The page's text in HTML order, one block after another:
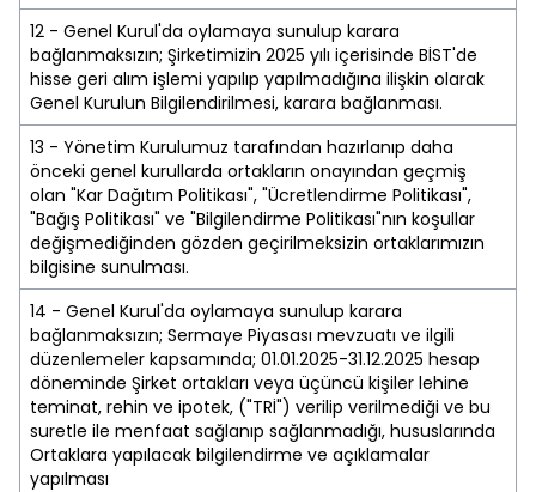
12 - Genel Kurul'da oylamaya sunulup karara
bağlanmaksızın; Şirketimizin 2025 yılı içerisinde BİST'de
hisse geri alım işlemi yapılıp yapılmadığına ilişkin olarak
Genel Kurulun Bilgilendirilmesi, karara bağlanması.
13 - Yönetim Kurulumuz tarafından hazırlanıp daha
önceki genel kurullarda ortakların onayından geçmiş
olan "Kar Dağıtım Politikası", "Ücretlendirme Politikası",
"Bağış Politikası" ve "Bilgilendirme Politikası"nın koşullar
değişmediğinden gözden geçirilmeksizin ortaklarımızın
bilgisine sunulması.
14 - Genel Kurul'da oylamaya sunulup karara
bağlanmaksızın; Sermaye Piyasası mevzuatı ve ilgili
düzenlemeler kapsamında; 01.01.2025-31.12.2025 hesap
döneminde Şirket ortakları veya üçüncü kişiler lehine
teminat, rehin ve ipotek, ("TRİ") verilip verilmediği ve bu
suretle ile menfaat sağlanıp sağlanmadığı, hususlarında
Ortaklara yapılacak bilgilendirme ve açıklamalar
yapılması